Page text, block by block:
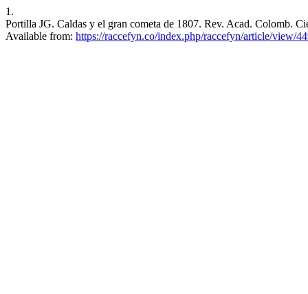
1.
Portilla JG. Caldas y el gran cometa de 1807. Rev. Acad. Colomb.
Available from: https://raccefyn.co/index.php/raccefyn/article/view/